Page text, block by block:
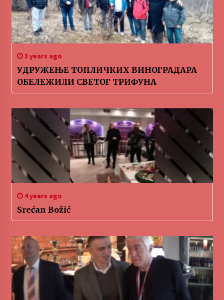
3 years ago
УДРУЖЕЊЕ ТОПЛИЧКИХ ВИНОГРАДАРА
ОБЕЛЕЖИЛИ СВЕТОГ ТРИФУНА
4 years ago
Srećan Božić